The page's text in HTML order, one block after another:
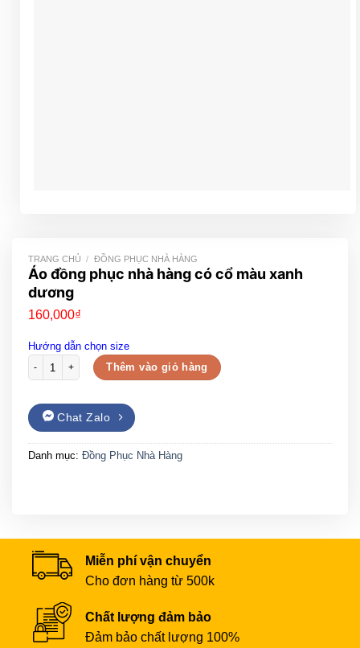
TRANG CHỦ / ĐỒNG PHỤC NHÀ HÀNG
Áo đồng phục nhà hàng có cổ màu xanh
dương
160,000₫
Hướng dẫn chọn size
Áo đồng phục nhà hàng có cổ màu xanh dương số lượng
Thêm vào giỏ hàng
Chat Zalo
Danh mục: Đồng Phục Nhà Hàng
Miễn phí vận chuyển
Cho đơn hàng từ 500k
Chất lượng đảm bảo
Đảm bảo chất lượng 100%